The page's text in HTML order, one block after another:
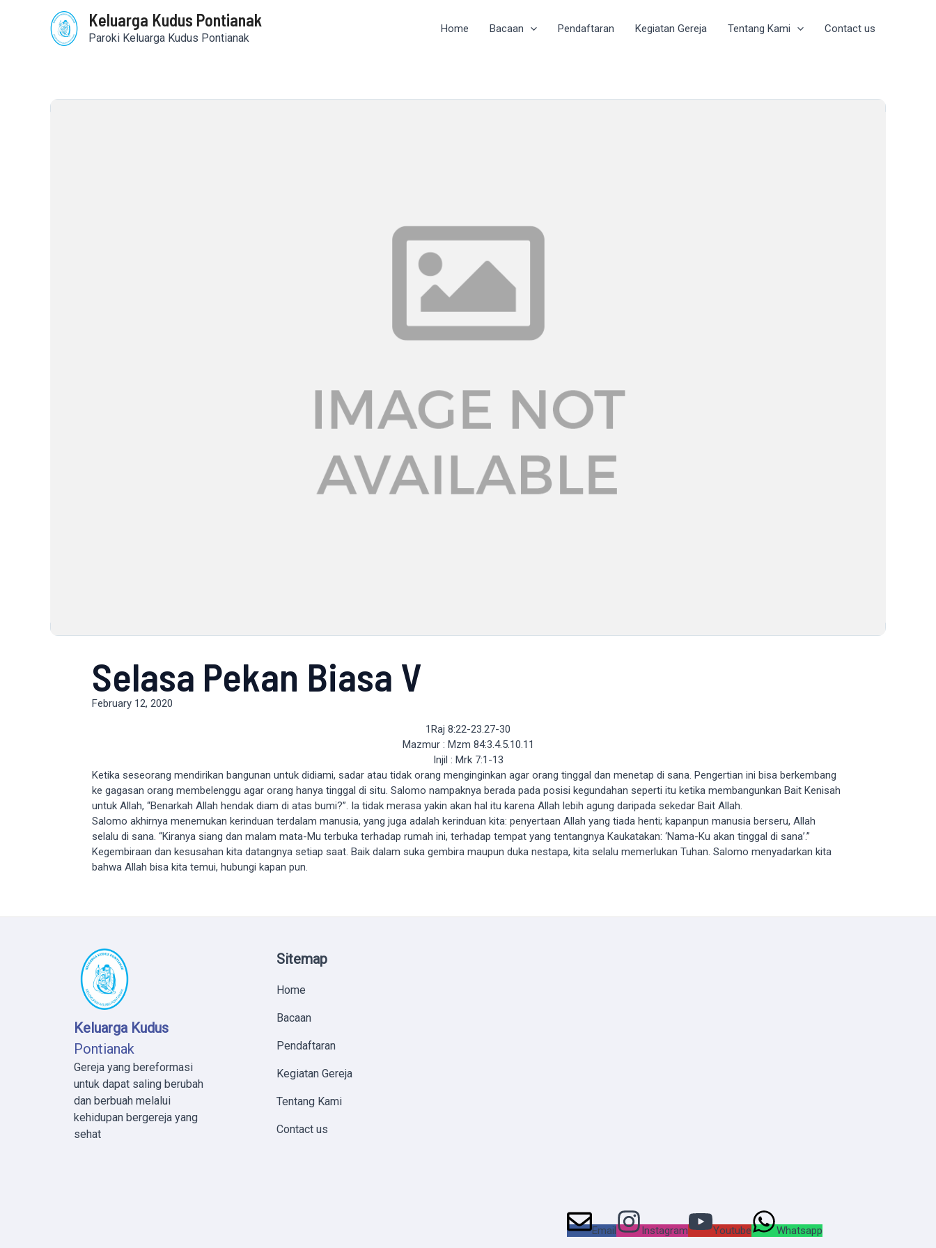
Keluarga Kudus Pontianak
Paroki Keluarga Kudus Pontianak
Home Bacaan Pendaftaran Kegiatan Gereja Tentang Kami Contact us
Selasa Pekan Biasa V
February 12, 2020
1Raj 8:22-23.27-30
Mazmur : Mzm 84:3.4.5.10.11
Injil : Mrk 7:1-13
Ketika seseorang mendirikan bangunan untuk didiami, sadar atau tidak orang menginginkan agar orang tinggal dan menetap di sana. Pengertian ini bisa berkembang
ke gagasan orang membelenggu agar orang hanya tinggal di situ. Salomo nampaknya berada pada posisi kegundahan seperti itu ketika membangunkan Bait Kenisah
untuk Allah, “Benarkah Allah hendak diam di atas bumi?”. Ia tidak merasa yakin akan hal itu karena Allah lebih agung daripada sekedar Bait Allah.
Salomo akhirnya menemukan kerinduan terdalam manusia, yang juga adalah kerinduan kita: penyertaan Allah yang tiada henti; kapanpun manusia berseru, Allah
selalu di sana. “Kiranya siang dan malam mata-Mu terbuka terhadap rumah ini, terhadap tempat yang tentangnya Kaukatakan: ‘Nama-Ku akan tinggal di sana’.”
Kegembiraan dan kesusahan kita datangnya setiap saat. Baik dalam suka gembira maupun duka nestapa, kita selalu memerlukan Tuhan. Salomo menyadarkan kita
bahwa Allah bisa kita temui, hubungi kapan pun.
Keluarga Kudus
Pontianak
Gereja yang bereformasi
untuk dapat saling berubah
dan berbuah melalui
kehidupan bergereja yang
sehat
Sitemap
Home
Bacaan
Pendaftaran
Kegiatan Gereja
Tentang Kami
Contact us
Email Instagram Youtube Whatsapp